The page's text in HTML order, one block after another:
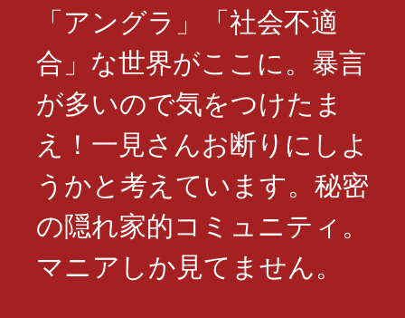
「アングラ」「社会不適
合」な世界がここに。暴言
が多いので気をつけたま
え！一見さんお断りにしよ
うかと考えています。秘密
の隠れ家的コミュニティ。
マニアしか見てません。